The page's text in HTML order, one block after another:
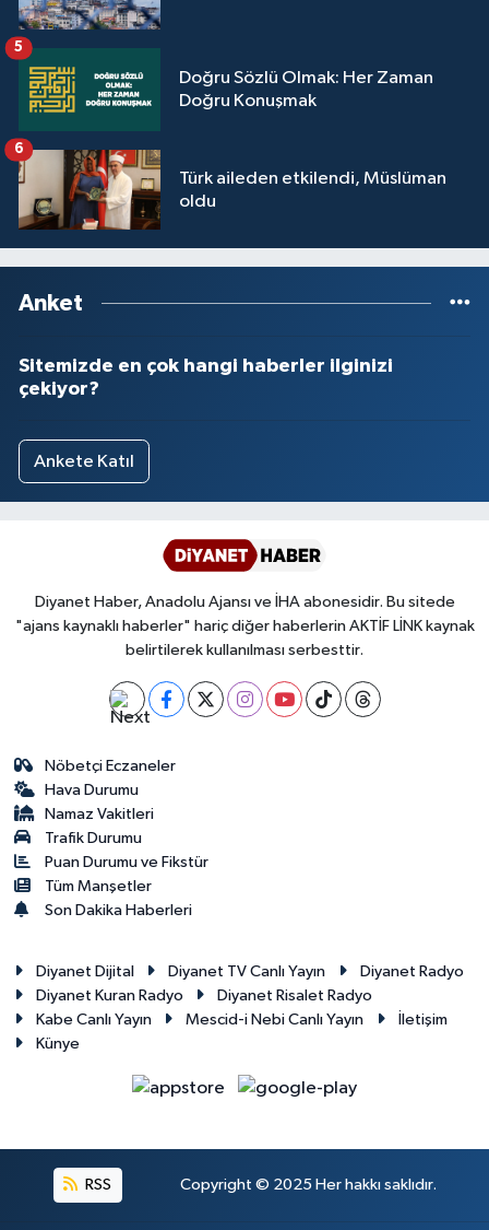
Doğru Sözlü Olmak: Her Zaman
Doğru Konuşmak
5
Türk aileden etkilendi, Müslüman
oldu
6
Anket
Sitemizde en çok hangi haberler ilginizi
çekiyor?
Ankete Katıl
Diyanet Haber, Anadolu Ajansı ve İHA abonesidir. Bu sitede
"ajans kaynaklı haberler" hariç diğer haberlerin AKTİF LİNK kaynak
belirtilerek kullanılması serbesttir.
Nöbetçi Eczaneler
Hava Durumu
Namaz Vakitleri
Trafik Durumu
Puan Durumu ve Fikstür
Tüm Manşetler
Son Dakika Haberleri
Diyanet Dijital Diyanet TV Canlı Yayın
Diyanet Radyo
Diyanet Kuran Radyo
Diyanet Risalet Radyo
Kabe Canlı Yayın
Mescid-i Nebi Canlı Yayın
İletişim
Künye
RSS Copyright © 2025 Her hakkı saklıdır.